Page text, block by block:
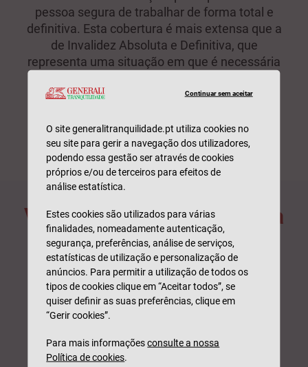
pessoa segura de trabalhar de forma total e
definitiva. Esta cobertura é mais extensa que a
de Invalidez Absoluta e Definitiva, que
representa uma situação em que é necessária
mais de 200 colaboradores
, existe uma opção
adicional feita à medida das suas necessidades.
Vantagens do Seguro Vida
Empresas
Continuar sem aceitar
O site generalitranquilidade.pt utiliza cookies no
seu site para gerir a navegação dos utilizadores,
podendo essa gestão ser através de cookies
próprios e/ou de terceiros para efeitos de
análise estatística.
Estes cookies são utilizados para várias
finalidades, nomeadamente autenticação,
segurança, preferências, análise de serviços,
estatísticas de utilização e personalização de
anúncios. Para permitir a utilização de todos os
tipos de cookies clique em “Aceitar todos”, se
quiser definir as suas preferências, clique em
“Gerir cookies”.
Para mais informaçõesconsulte a nossa
Política de cookies.